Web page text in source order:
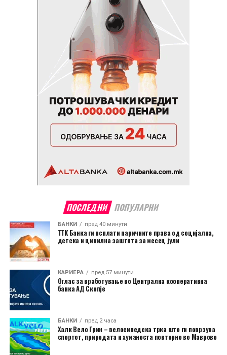
ПОСЛЕДНИ ПОПУЛАРНИ
БАНКИ пред 40 минути
ТТК Банка ги исплати паричните права од социјална,
детска и цивилна заштита за месец јули
КАРИЕРА пред 57 минути
Оглас за вработување во Централна кооперативна
банка АД Скопје
БАНКИ пред 2 часа
Халк Вело Грин – велосипедска трка што ги поврзува
спортот, природата и хуманоста повторно во Маврово